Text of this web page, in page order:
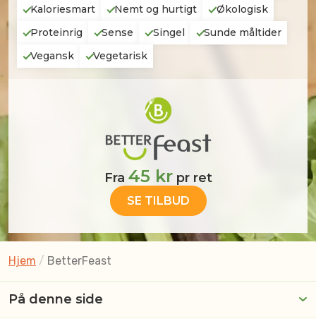
Kaloriesmart
Nemt og hurtigt
Økologisk
Proteinrig
Sense Singel
Sunde måltider
Vegansk
Vegetarisk
Fra 45 kr pr ret
SE TILBUD
Hjem / BetterFeast
På denne side